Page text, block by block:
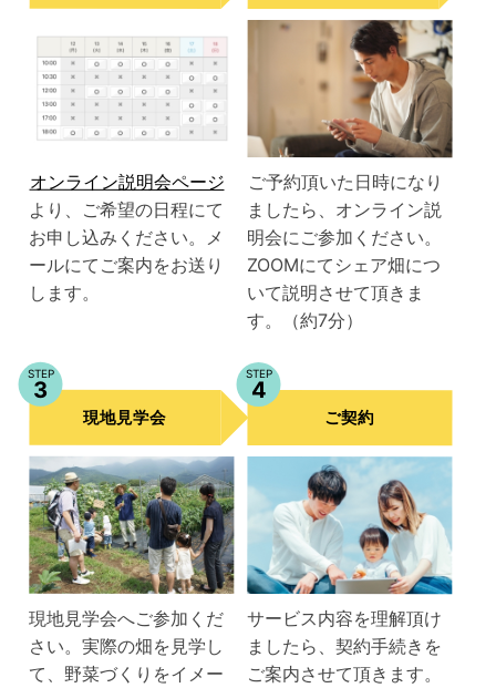
オンライン説明会ページ
より、ご希望の日程にて
お申し込みください。メ
ールにてご案内をお送り
します。
ご予約頂いた日時になり
ましたら、オンライン説
明会にご参加ください。
ZOOMにてシェア畑につ
いて説明させて頂きま
す。（約7分）
STEP
3
現地見学会
現地見学会へご参加くだ
さい。実際の畑を見学し
て、野菜づくりをイメー
STEP
4
ご契約
サービス内容を理解頂け
ましたら、契約手続きを
ご案内させて頂きます。